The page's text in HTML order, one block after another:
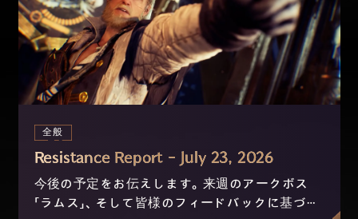
全般
Resistance Report - July 23, 2026
今後の予定をお伝えします。来週のアークボス
「ラムス」、そして皆様のフィードバックに基づき